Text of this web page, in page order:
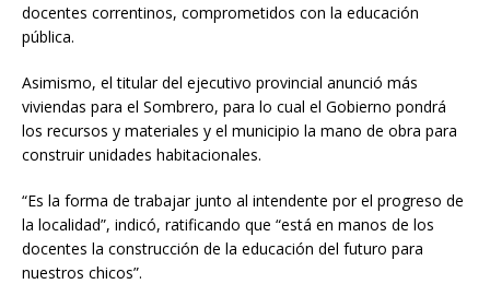
docentes correntinos, comprometidos con la educación
pública.
Asimismo, el titular del ejecutivo provincial anunció más
viviendas para el Sombrero, para lo cual el Gobierno pondrá
los recursos y materiales y el municipio la mano de obra para
construir unidades habitacionales.
“Es la forma de trabajar junto al intendente por el progreso de
la localidad”, indicó, ratificando que “está en manos de los
docentes la construcción de la educación del futuro para
nuestros chicos”.